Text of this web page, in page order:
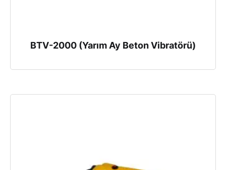
BTV-2000 (Yarım Ay Beton Vibratörü)